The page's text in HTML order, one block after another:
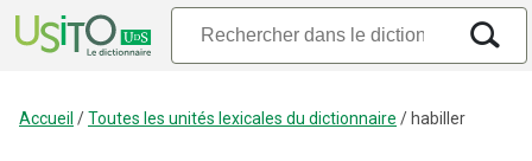
Accueil /Toutes les unités lexicales du dictionnaire / habiller